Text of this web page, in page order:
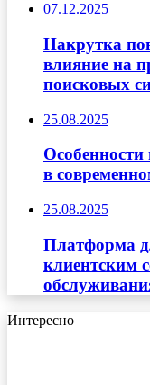
07.12.2025
Накрутка
влияние на
поисковых
25.08.2025
Особенности
в
25.08.2025
Платформа
клиентским
Интересно